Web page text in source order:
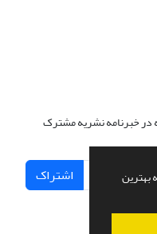
بهترین
در خبرنامه نشریه مشترک
اشتراک